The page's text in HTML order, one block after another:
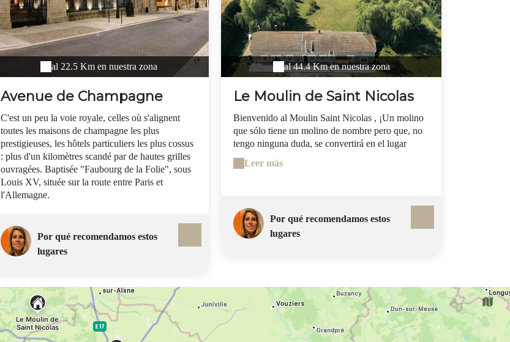
al 22.5 Km en nuestra zona
Avenue de Champagne
C'est un peu la voie royale, celles où s'alignent
toutes les maisons de champagne les plus
prestigieuses, les hôtels particuliers les plus cossus
: plus d'un kilomètres scandé par de hautes grilles
ouvragées. Baptisée "Faubourg de la Folie", sous
Louis XV, située sur la route entre Paris et
l'Allemagne.
Por qué recomendamos estos
lugares
al 44.4 Km en nuestra zona
Le Moulin de Saint Nicolas
Bienvenido al Moulin Saint Nicolas , ¡Un molino
que sólo tiene un molino de nombre pero que, no
tengo ninguna duda, se convertirá en el lugar
perfecto para albergar tus bellos momentos de
vida! Ubicada en el encantador pueblo de Maizy,
necesario para unas vacaciones inolvidables.
Encontrará todos los servicios a 5 minutos en
coche: panadería, pizza, kebab, estanco,
la Caverna del Dragón y Chemin des Dames (12
min), Centre Parc de l'Ailette (25 min). Cerca de
grandes ciudades como Tinqueux (20 min:
Bowling, Laser Game, Cine Gaumont, Carrefour,
Ikea, Zodio,...), Reims (35 min, Centro de la
Leer más
Por qué recomendamos estos
lugares